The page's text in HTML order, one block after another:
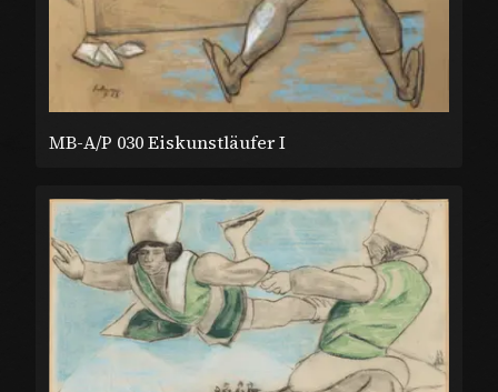
MB-A/P 030 Eiskunstläufer I